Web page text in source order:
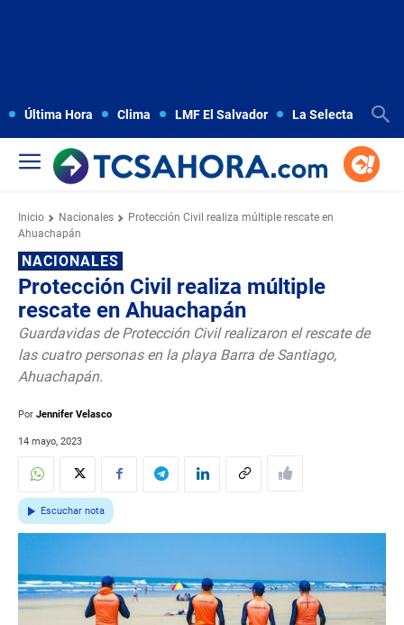
Última Hora Clima LMF El Salvador La Selecta
Inicio Nacionales
Protección Civil realiza múltiple rescate en
Ahuachapán
NACIONALES
Protección Civil realiza múltiple
rescate en Ahuachapán
Guardavidas de Protección Civil realizaron el rescate de
las cuatro personas en la playa Barra de Santiago,
Ahuachapán.
Por Jennifer Velasco
14 mayo, 2023
Escuchar nota